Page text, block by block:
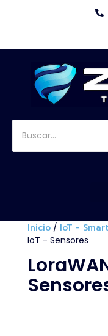
Inicio/ IoT -
IoT - Sensores